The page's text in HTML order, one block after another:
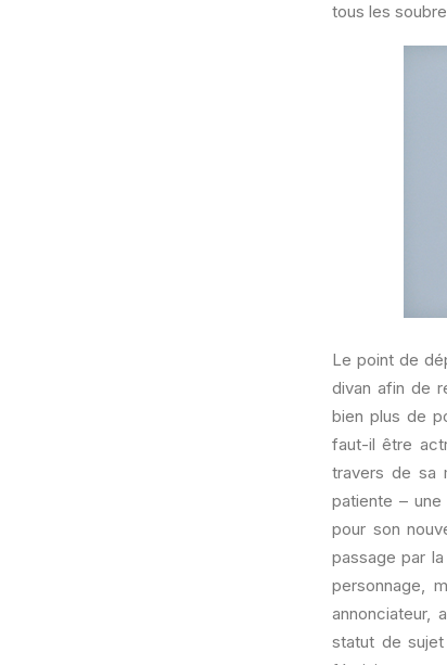
tous les
Le point de
divan afin de
bien plus de
faut-il être
travers de sa
patiente –
pour son
passage par
personnage,
annonciateur,
statut de